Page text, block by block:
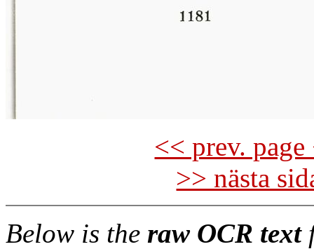
<< prev.
>> nästa
Below is the raw OCR text